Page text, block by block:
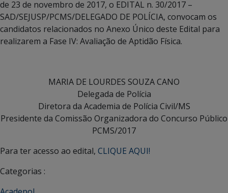
de 23 de novembro de 2017, o EDITAL n. 30/2017 –
SAD/SEJUSP/PCMS/DELEGADO DE POLÍCIA, convocam os
candidatos relacionados no Anexo Único deste Edital para
realizarem a Fase IV: Avaliação de Aptidão Física.
MARIA DE LOURDES SOUZA CANO
Delegada de Polícia
Diretora da Academia de Polícia Civil/MS
Presidente da Comissão Organizadora do Concurso Público
PCMS/2017
Para ter acesso ao edital, CLIQUE AQUI!
Categorias :